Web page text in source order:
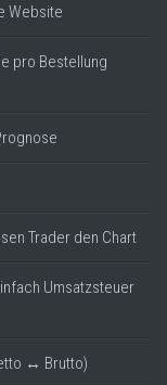
Website
pro Bestellung
Trader den Chart
Umsatzsteuer
↔ Brutto)